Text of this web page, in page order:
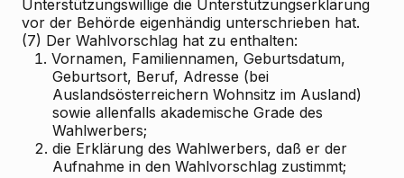
Unterstützungswillige die Unterstützungserklärung
vor der Behörde eigenhändig unterschrieben hat.
(7) Der Wahlvorschlag hat zu enthalten:
1. Vornamen, Familiennamen, Geburtsdatum,
Geburtsort, Beruf, Adresse (bei
Auslandsösterreichern Wohnsitz im Ausland)
sowie allenfalls akademische Grade des
Wahlwerbers;
2. die Erklärung des Wahlwerbers, daß er der
Aufnahme in den Wahlvorschlag zustimmt;